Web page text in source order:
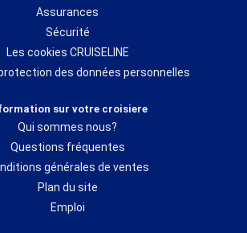
Assurances
Sécurité
Les cookies CRUISELINE
des données personnelles
sur votre croisiere
Qui sommes nous?
Questions fréquentes
générales de ventes
Plan du site
Emploi